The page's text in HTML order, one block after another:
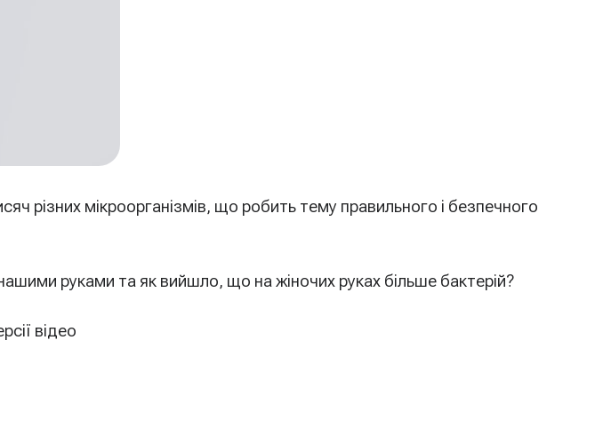
різних мікроорганізмів, що робить тему правильного і безпечного
руками та як вийшло, що на жіночих руках більше бактерій?
відео